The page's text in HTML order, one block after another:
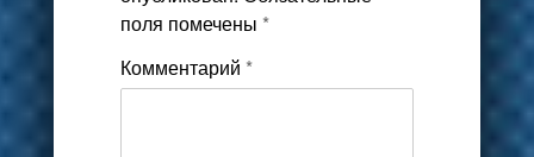
поля помечены *
Комментарий *